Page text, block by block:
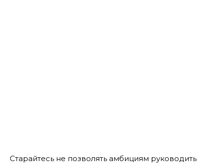
Старайтесь не позволять амбициям руководить